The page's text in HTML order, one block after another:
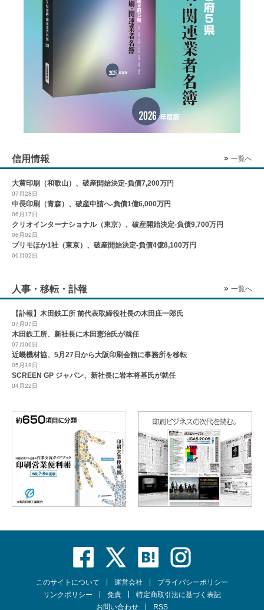
信用情報 一覧へ
大黄印刷（和歌山）、破産開始決定-負債7,200万円
07月28日
中長印刷（青森）、破産申請へ-負債1億6,000万円
06月17日
クリオインターナショナル（東京）、破産開始決定-負債9,700万円
06月02日
プリモほか1社（東京）、破産開始決定-負債4億8,100万円
06月02日
人事・移転・訃報 一覧へ
【訃報】木田鉄工所 前代表取締役社長の木田庄一郎氏
07月07日
木田鉄工所、新社長に木田憲治氏が就任
07月06日
近畿機材協、5月27日から大阪印刷会館に事務所を移転
05月19日
SCREEN GP ジャパン、新社長に岩本将基氏が就任
04月22日
このサイトについて 運営会社
プライバシーポリシー
リンクポリシー
免責
特定商取引法に基づく表記
お問い合わせ
RSS